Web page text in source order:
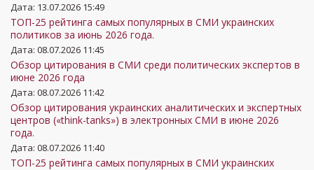
Дата: 13.07.2026 15:49
ТОП-25 рейтинга самых популярных в СМИ украинских
политиков за июнь 2026 года.
Дата: 08.07.2026 11:45
Обзор цитирования в СМИ среди политических экспертов в
июне 2026 года
Дата: 08.07.2026 11:42
Обзор цитирования украинских аналитических и экспертных
центров («think-tanks») в электронных СМИ в июне 2026
года.
Дата: 08.07.2026 11:40
ТОП-25 рейтинга самых популярных в СМИ украинских